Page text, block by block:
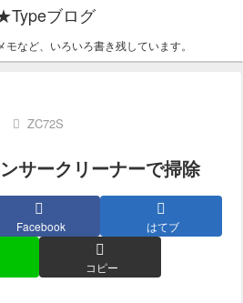
ブログ
など、いろいろ書き残しています。
ZC72S
サークリーナーで掃除
Facebook はてブ
コピー